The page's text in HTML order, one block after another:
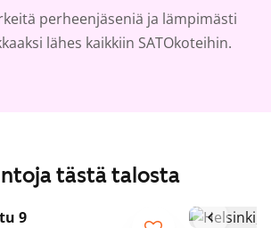
perheenjäseniä ja lämpimästi
lähes kaikkiin SATOkoteihin.
tästä talosta
/10
9